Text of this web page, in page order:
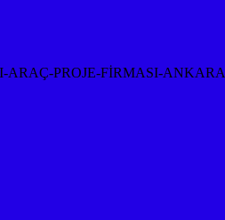
PROJE-FİRMASI-ANKARA